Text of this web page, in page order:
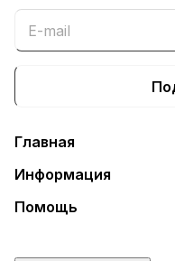
Главная
Информация
Помощь